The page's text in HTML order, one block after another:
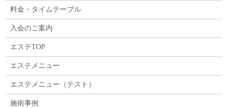
料金・タイムテーブル
入会のご案内
エステTOP
エステメニュー
エステメニュー（テスト）
施術事例